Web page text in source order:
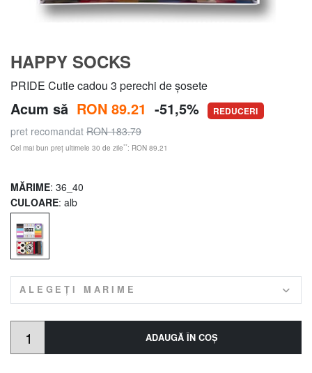
HAPPY SOCKS
PRIDE Cutie cadou 3 perechi de șosete
Acum să RON 89.21 -51,5% REDUCERI
pret recomandat RON 183.79
Cel mai bun preț ultimele 30 de zile**: RON 89.21
MĂRIME: 36_40
CULOARE: alb
ALEGEȚI MARIME
ADAUGĂ ÎN COŞ